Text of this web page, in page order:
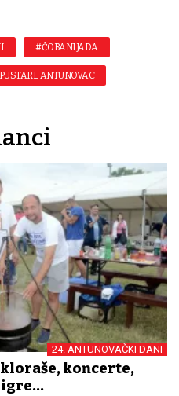
#ČOBANIJADA
ANTUNOVAC
24. ANTUNOVAČKI DANI
koncerte,